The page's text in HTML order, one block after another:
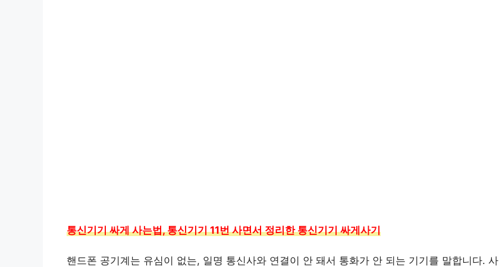
통신기기 싸게 사는법, 통신기기 11번 사면서 정리한 통신기기 싸게사기
핸드폰 공기계는 유심이 없는, 일명 통신사와 연결이 안 돼서 통화가 안 되는 기기를 말합니다. 사